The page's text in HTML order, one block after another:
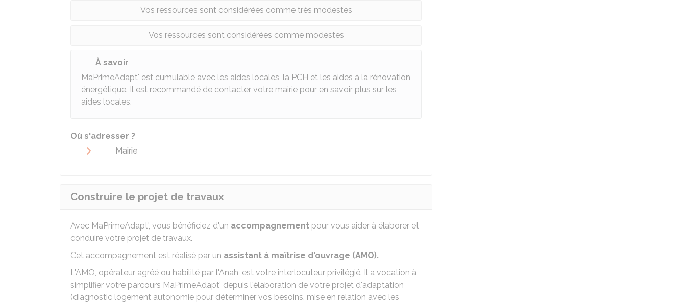
Vos ressources sont considérées comme très modestes
Vos ressources sont considérées comme modestes
À savoir
MaPrimeAdapt' est cumulable avec les aides locales, la PCH et les aides à la rénovation
énergétique. Il est recommandé de contacter votre mairie pour en savoir plus sur les
aides locales.
Où s'adresser ?
Mairie
Construire le projet de travaux
Avec MaPrimeAdapt', vous bénéficiez d'un accompagnement pour vous aider à élaborer et
conduire votre projet de travaux.
Cet accompagnement est réalisé par un assistant à maîtrise d'ouvrage (AMO).
L'AMO, opérateur agréé ou habilité par l'Anah, est votre interlocuteur privilégié. Il a vocation à
simplifier votre parcours MaPrimeAdapt' depuis l'élaboration de votre projet d'adaptation
(diagnostic logement autonomie pour déterminer vos besoins, mise en relation avec les